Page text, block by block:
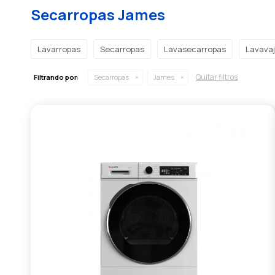
Secarropas James
Lavarropas Secarropas Lavasecarropas
Filtrando por: Secarropas James Quitar filtros